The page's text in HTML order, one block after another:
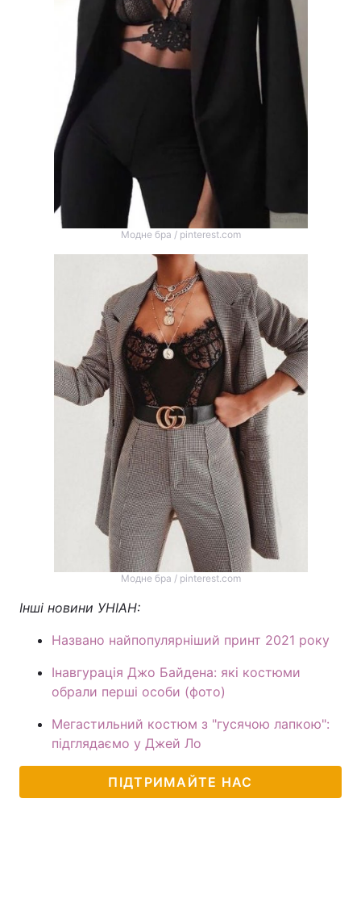
Модне бра / pinterest.com
Модне бра / pinterest.com
Інші новини УНІАН:
Названо найпопулярніший принт 2021 року
Інавгурація Джо Байдена: які костюми
обрали перші особи (фото)
Мегастильний костюм з "гусячою лапкою":
підглядаємо у Джей Ло
ПІДТРИМАЙТЕ НАС